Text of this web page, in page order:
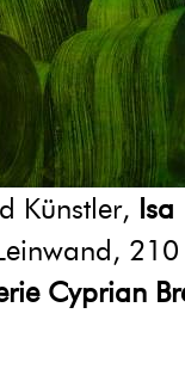
Künstler, Isa
Cyprian